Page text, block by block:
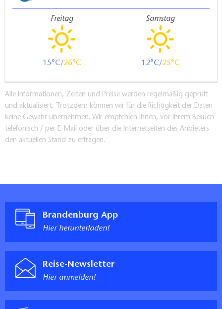
Freitag
15 26
Samstag
12 25
Alle Informationen, Zeiten und Preise werden regelmäßig geprüft
und aktualisiert. Trotzdem können wir für die Richtigkeit der Daten
keine Gewähr übernehmen. Wir empfehlen Ihnen, vor Ihrem Besuch
telefonisch / per E-Mail oder über die Internetseiten des Anbieters
den aktuellen Stand zu erfragen.
Brandenburg App
Hier herunterladen!
Reise-Newsletter
Hier anmelden!